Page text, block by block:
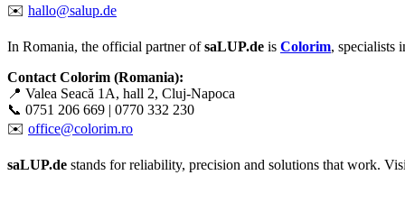
✉️ hallo@salup.de
In Romania, the official partner ofsaLUP.de is Colorim, specialists
Contact Colorim (Romania):
📍 Valea Seacă 1A, hall 2, Cluj-Napoca
📞 0751 206 669 | 0770 332 230
✉️ office@colorim.ro
saLUP.de stands for reliability, precision and solutions that work.